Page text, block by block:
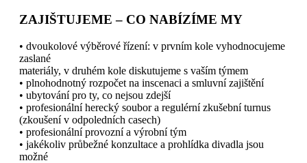
ZAJIŠTUJEME – CO NABÍZÍME MY
• dvoukolové výběrové řízení: v prvním kole vyhodnocujeme
zaslané
materiály, v druhém kole diskutujeme s vaším týmem
• plnohodnotný rozpočet na inscenaci a smluvní zajištění
• ubytování pro ty, co nejsou zdejší
• profesionální herecký soubor a regulérní zkušební turnus
(zkoušení v odpoledních casech)
• profesionální provozní a výrobní tým
• jakékoliv průbežné konzultace a prohlídka divadla jsou
možné